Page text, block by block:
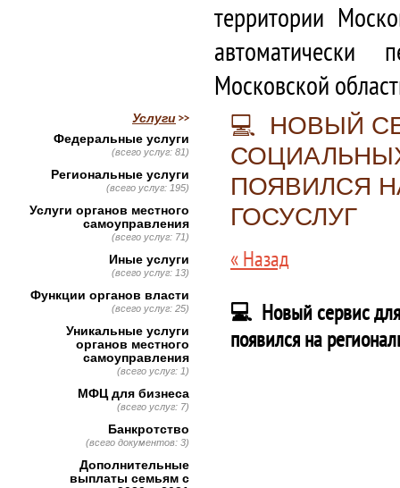
территории
автоматически
Московской
💻 НОВЫЙ
ПОЯВИЛСЯ
ГОСУСЛУГ
« Назад
💻 Новый сервис для
появился на
Услуги
Федеральные услуги
(всего услуг: 81)
Региональные услуги
(всего услуг: 195)
Услуги органов местного
самоуправления
(всего услуг: 71)
Иные услуги
(всего услуг: 13)
Функции органов власти
(всего услуг: 25)
Уникальные услуги
органов местного
самоуправления
(всего услуг: 1)
МФЦ для бизнеса
(всего услуг: 7)
Банкротство
(всего документов: 3)
Дополнительные
выплаты семьям с